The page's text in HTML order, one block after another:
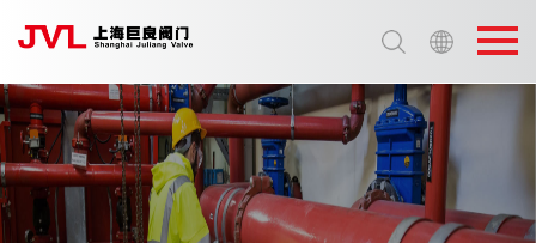
选择语言:
中文 / Chinese
英语 / English